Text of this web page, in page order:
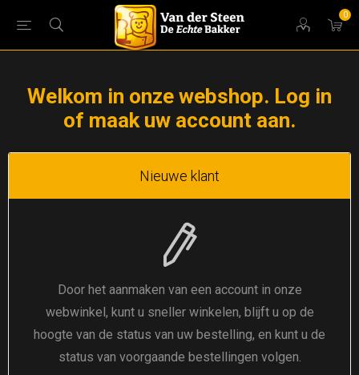
0
Welkom in onze webshop. Log in
of maak uw account aan.
Nieuwe klant
Door het aanmaken van een account in onze
webwinkel, kunt u sneller winkelen, blijft u op de
hoogte van de status van uw bestelling, en kunt u de
status van voorgaande bestellingen volgen.